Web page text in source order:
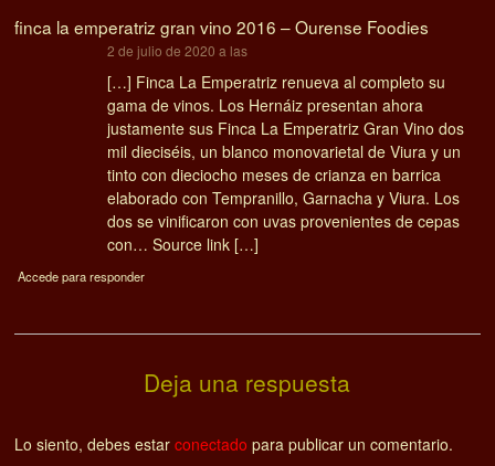
finca la emperatriz gran vino 2016 – Ourense Foodies
2 de julio de 2020 a las
[…] Finca La Emperatriz renueva al completo su
gama de vinos. Los Hernáiz presentan ahora
justamente sus Finca La Emperatriz Gran Vino dos
mil dieciséis, un blanco monovarietal de Viura y un
tinto con dieciocho meses de crianza en barrica
elaborado con Tempranillo, Garnacha y Viura. Los
dos se vinificaron con uvas provenientes de cepas
con… Source link […]
Accede para responder
Deja una respuesta
Lo siento, debes estarconectado para publicar un comentario.